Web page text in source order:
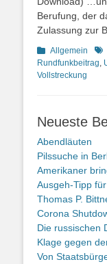
Berufung, der
Zulassung zur
Kategorien
Allgemein
Rundfunkbeitrag
Vollstreckung
Neueste
Abendläuten
Pilssuche in
Amerikaner
Ausgeh-Tipp
Thomas P.
Corona
Die russischen
Klage gegen
Von